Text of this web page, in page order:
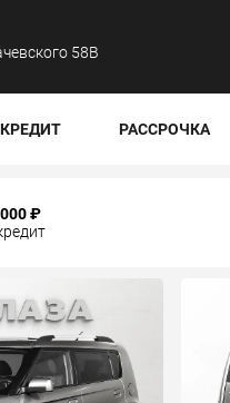
58В
РАССРОЧКА
₽